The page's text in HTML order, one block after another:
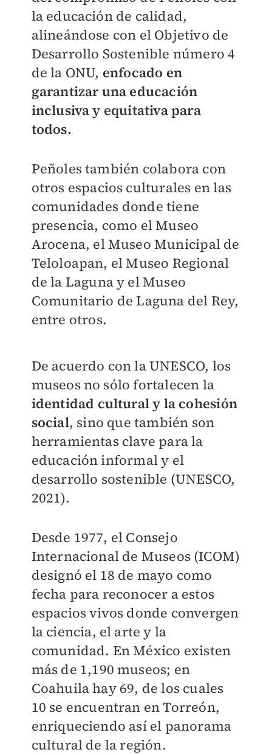
la educación de calidad,
alineándose con el Objetivo de
Desarrollo Sostenible número 4
de la ONU, enfocado en
garantizar una educación
inclusiva y equitativa para
todos.
Peñoles también colabora con
otros espacios culturales en las
comunidades donde tiene
presencia, como el Museo
Arocena, el Museo Municipal de
Teloloapan, el Museo Regional
de la Laguna y el Museo
Comunitario de Laguna del Rey,
entre otros.
De acuerdo con la UNESCO, los
museos no sólo fortalecen la
identidad cultural y la cohesión
social, sino que también son
herramientas clave para la
educación informal y el
desarrollo sostenible (UNESCO,
2021).
Desde 1977, el Consejo
Internacional de Museos (ICOM)
designó el 18 de mayo como
fecha para reconocer a estos
espacios vivos donde convergen
la ciencia, el arte y la
comunidad. En México existen
más de 1,190 museos; en
Coahuila hay 69, de los cuales
10 se encuentran en Torreón,
enriqueciendo así el panorama
cultural de la región.